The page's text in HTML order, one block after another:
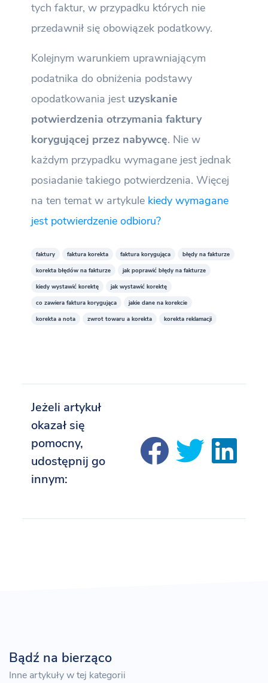
tych faktur, w przypadku których nie
przedawnił się obowiązek podatkowy.
Kolejnym warunkiem uprawniającym
podatnika do obniżenia podstawy
opodatkowania jest uzyskanie
potwierdzenia otrzymania faktury
korygującej przez nabywcę. Nie w
każdym przypadku wymagane jest jednak
posiadanie takiego potwierdzenia. Więcej
na ten temat w artykule kiedy wymagane
jest potwierdzenie odbioru?
faktury faktura korekta faktura korygująca błędy na fakturze
korekta błędów na fakturze jak poprawić błędy na fakturze
kiedy wystawić korektę jak wystawić korektę
co zawiera faktura korygująca jakie dane na korekcie
korekta a nota zwrot towaru a korekta korekta reklamacji
Jeżeli artykuł
okazał się
pomocny,
udostępnij go
innym:
Bądź na bierząco
Inne artykuły w tej kategorii